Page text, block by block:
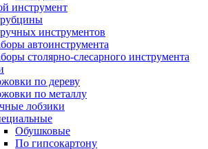
инструмент
инструментов
автоинструмента
столярно-слесарного инструмента
по дереву
по металлу
лобзики
Обушковые
По гипсокартону